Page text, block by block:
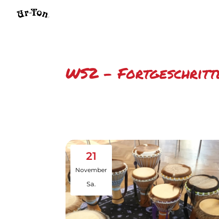
WS2 –
21
November
Sa.